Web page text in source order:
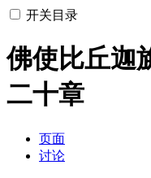
开关目录
佛使比丘迦
二十章
页面
讨论